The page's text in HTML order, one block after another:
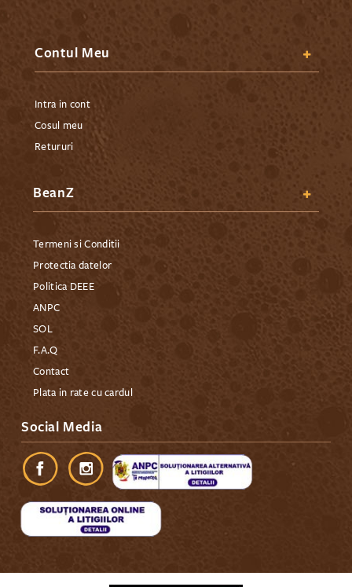
Contul Meu
Intra in cont
Cosul meu
Retururi
BeanZ
Termeni si Conditii
Protectia datelor
Politica DEEE
ANPC
SOL
F.A.Q
Contact
Plata in rate cu cardul
Social Media